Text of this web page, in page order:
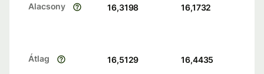
Alacsony 16,3198 16,1732
Átlag 16,5129 16,4435